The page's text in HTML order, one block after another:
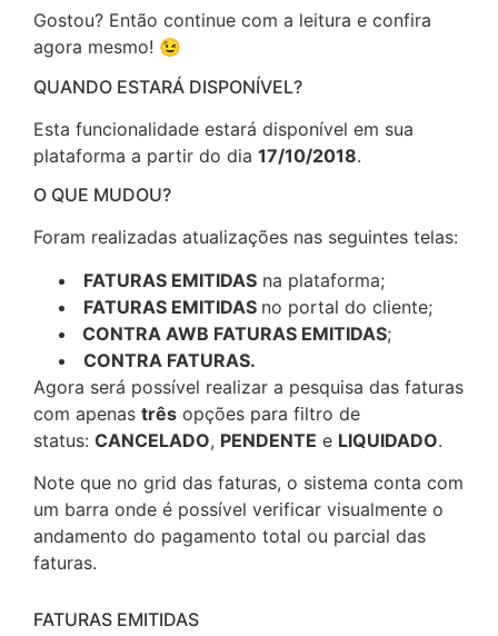
Gostou? Então continue com a leitura e confira
agora mesmo! 😉
QUANDO ESTARÁ DISPONÍVEL?
Esta funcionalidade estará disponível em sua
plataforma a partir do dia 17/10/2018.
O QUE MUDOU?
Foram realizadas atualizações nas seguintes telas:
FATURAS EMITIDAS na plataforma;
FATURAS EMITIDAS no portal do cliente;
CONTRA AWB FATURAS EMITIDAS;
CONTRA FATURAS.
Agora será possível realizar a pesquisa das faturas
com apenas três opções para filtro de
status: CANCELADO, PENDENTE e LIQUIDADO.
Note que no grid das faturas, o sistema conta com
um barra onde é possível verificar visualmente o
andamento do pagamento total ou parcial das
faturas.
FATURAS EMITIDAS